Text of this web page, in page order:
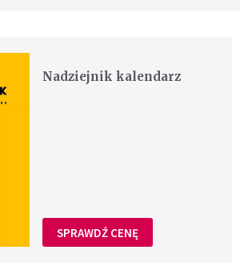
Nadziejnik kalendarz
SPRAWDŹ CENĘ